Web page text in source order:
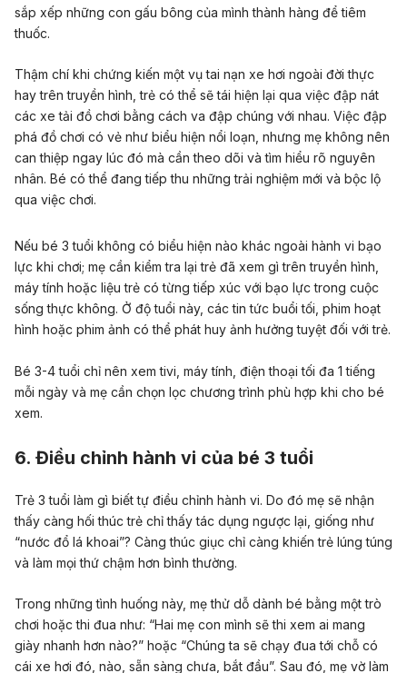
sắp xếp những con gấu bông của mình thành hàng để tiêm
thuốc.
Thậm chí khi chứng kiến một vụ tai nạn xe hơi ngoài đời thực
hay trên truyền hình, trẻ có thể sẽ tái hiện lại qua việc đập nát
các xe tải đồ chơi bằng cách va đập chúng với nhau. Việc đập
phá đồ chơi có vẻ như biểu hiện nổi loạn, nhưng mẹ không nên
can thiệp ngay lúc đó mà cần theo dõi và tìm hiểu rõ nguyên
nhân. Bé có thể đang tiếp thu những trải nghiệm mới và bộc lộ
qua việc chơi.
Nếu bé 3 tuổi không có biểu hiện nào khác ngoài hành vi bạo
lực khi chơi; mẹ cần kiểm tra lại trẻ đã xem gì trên truyền hình,
máy tính hoặc liệu trẻ có từng tiếp xúc với bạo lực trong cuộc
sống thực không. Ở độ tuổi này, các tin tức buổi tối, phim hoạt
hình hoặc phim ảnh có thể phát huy ảnh hưởng tuyệt đối với trẻ.
Bé 3-4 tuổi chỉ nên xem tivi, máy tính, điện thoại tối đa 1 tiếng
mỗi ngày và mẹ cần chọn lọc chương trình phù hợp khi cho bé
xem.
6. Điều chỉnh hành vi của bé 3 tuổi
Trẻ 3 tuổi làm gì biết tự điều chỉnh hành vi. Do đó mẹ sẽ nhận
thấy càng hối thúc trẻ chỉ thấy tác dụng ngược lại, giống như
“nước đổ lá khoai”? Càng thúc giục chỉ càng khiến trẻ lúng túng
và làm mọi thứ chậm hơn bình thường.
Trong những tình huống này, mẹ thử dỗ dành bé bằng một trò
chơi hoặc thi đua như: “Hai mẹ con mình sẽ thi xem ai mang
giày nhanh hơn nào?” hoặc “Chúng ta sẽ chạy đua tới chỗ có
cái xe hơi đó, nào, sẵn sàng chưa, bắt đầu”. Sau đó, mẹ vờ làm